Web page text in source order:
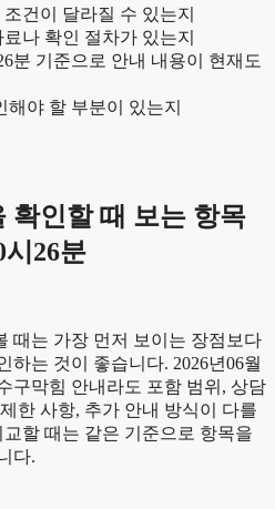
건이 달라질 수 있는지
나 확인 절차가 있는지
분 기준으로 안내 내용이 현재도
야 할 부분이 있는지
확인할 때 보는 항목
시26분
때는 가장 먼저 보이는 장점보다
하는 것이 좋습니다. 2026년06월
구막힘 안내라도 포함 범위, 상담
한 사항, 추가 안내 방식이 다를
할 때는 같은 기준으로 항목을
다.